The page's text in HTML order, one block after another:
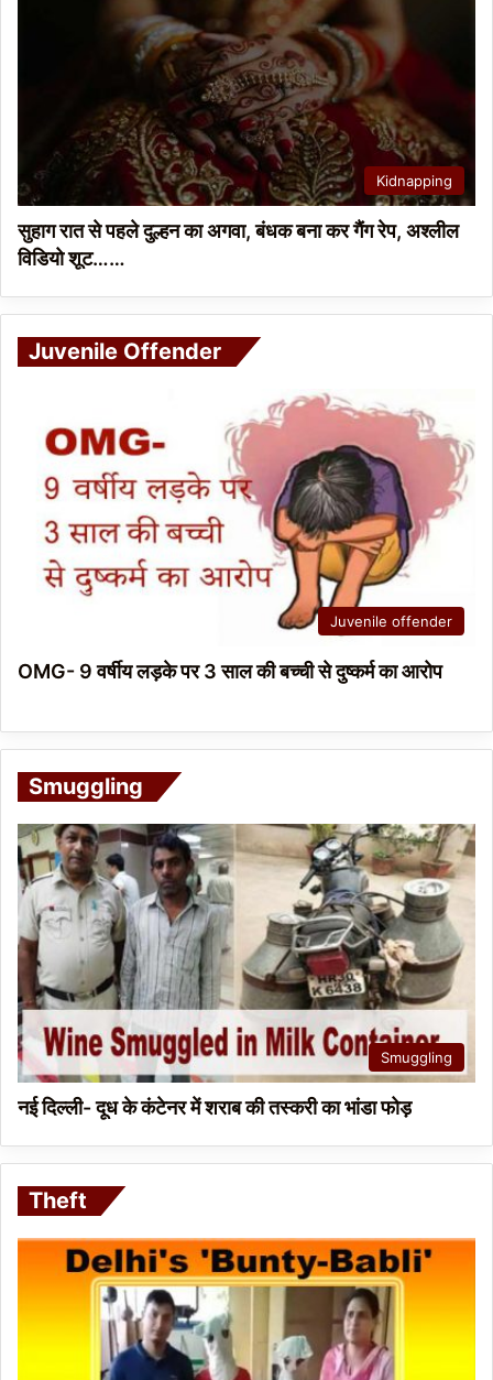
Kidnapping
सुहाग रात से पहले दुल्हन का अगवा, बंधक बना कर गैंग रेप, अश्लील
विडियो शूट……
Juvenile Offender
Juvenile offender
OMG- 9 वर्षीय लड़के पर 3 साल की बच्ची से दुष्कर्म का आरोप
Smuggling
Smuggling
नई दिल्ली- दूध के कंटेनर में शराब की तस्करी का भांडा फोड़
Theft